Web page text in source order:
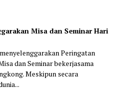
Misa dan Seminar Hari
Peringatan
dan Seminar bekerjasama
Meskipun secara